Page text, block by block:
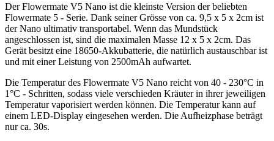
Der Flowermate V5 Nano ist die kleinste Version der beliebten
Flowermate 5 - Serie. Dank seiner Grösse von ca. 9,5 x 5 x 2cm ist
der Nano ultimativ transportabel. Wenn das Mundstück
angeschlossen ist, sind die maximalen Masse 12 x 5 x 2cm. Das
Gerät besitzt eine 18650-Akkubatterie, die natürlich austauschbar ist
und mit einer Leistung von 2500mAh aufwartet.
Die Temperatur des Flowermate V5 Nano reicht von 40 - 230°C in
1°C - Schritten, sodass viele verschieden Kräuter in ihrer jeweiligen
Temperatur vaporisiert werden können. Die Temperatur kann auf
einem LED-Display eingesehen werden. Die Aufheizphase beträgt
nur ca. 30s.